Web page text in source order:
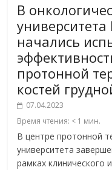
В
начались
протонной
костей
07.04.2023
Время чтения: < 1 мин.
В центре протонной
университета
рамках клинического